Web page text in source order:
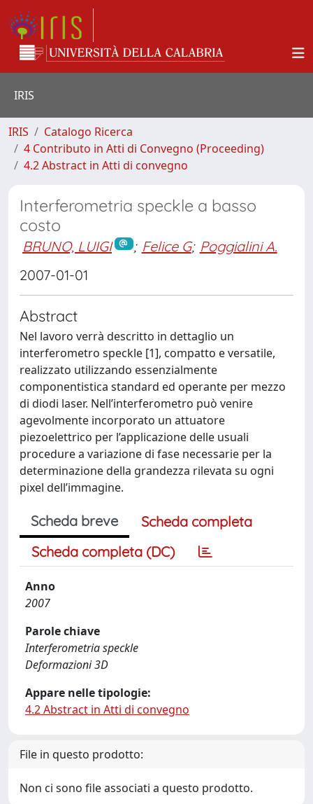
IRIS
IRIS
Catalogo Ricerca
4 Contributo in Atti di Convegno (Proceeding)
4.2 Abstract in Atti di convegno
Interferometria speckle a basso
costo
BRUNO, LUIGI ; Felice G; Poggialini A.
2007-01-01
Abstract
Nel lavoro verrà descritto in dettaglio un
interferometro speckle [1], compatto e versatile,
realizzato utilizzando essenzialmente
componentistica standard ed operante per mezzo
di diodi laser. Nell’interferometro può venire
agevolmente incorporato un attuatore
piezoelettrico per l’applicazione delle usuali
procedure a variazione di fase necessarie per la
determinazione della grandezza rilevata su ogni
pixel dell’immagine.
Scheda breve
Scheda completa
Scheda completa (DC)
Anno
2007
Parole chiave
Interferometria speckle
Deformazioni 3D
Appare nelle tipologie:
4.2 Abstract in Atti di convegno
File in questo prodotto:
Non ci sono file associati a questo prodotto.